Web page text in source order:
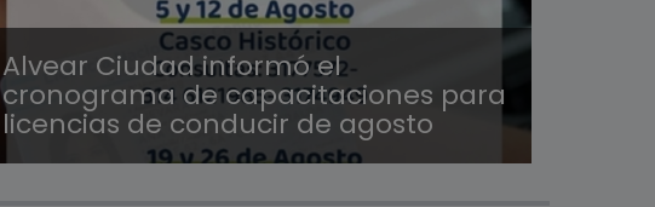
Alvear Ciudad informó el
cronograma de capacitaciones para
licencias de conducir de agosto